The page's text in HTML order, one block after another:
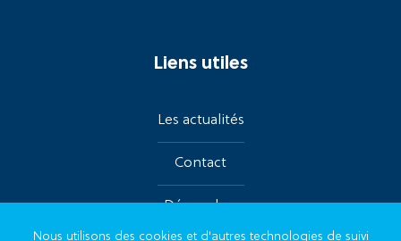
Liens utiles
Les actualités
Contact
Démarches
Nous utilisons des cookies et d'autres technologies de suivi